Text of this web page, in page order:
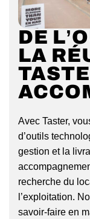
DE
LA
Avec Taster,
d’outils
gestion et la
recherche du
l’exploitation.
savoir-faire en